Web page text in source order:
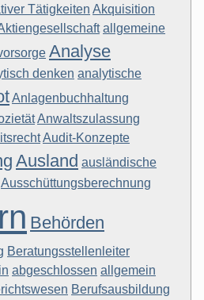
Tätigkeiten Akquisition
allgemeine
Analyse
denken analytische
Anlagenbuchhaltung
Anwaltszulassung
Audit-Konzepte
Ausland ausländische
Ausschüttungsberechnung
Behörden
Beratungsstellenleiter
abgeschlossen allgemein
Berufsausbildung